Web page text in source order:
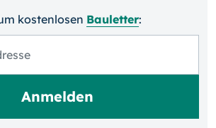
kosten­losen Bauletter: